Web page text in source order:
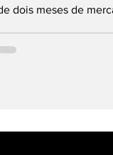
dois meses de
milhar de